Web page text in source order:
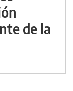
de la